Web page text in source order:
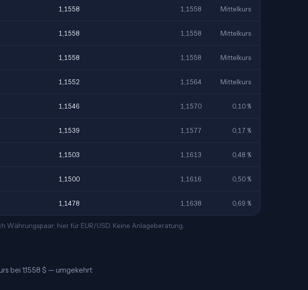
1,1558 1,1558 Mittelkurs
1,1558 1,1558 Mittelkurs
1,1558 1,1558 Mittelkurs
1,1552 1,1564 Mittelkurs
1,1546 1,1570 0,10 %
1,1539 1,1577 0,17 %
1,1503 1,1613 0,48 %
1,1500 1,1616 0,50 %
1,1478 1,1638 0,69 %
hier für EUR/USD. Keine Anlageberatung.
bei 1,1558 $ — umgekehrt